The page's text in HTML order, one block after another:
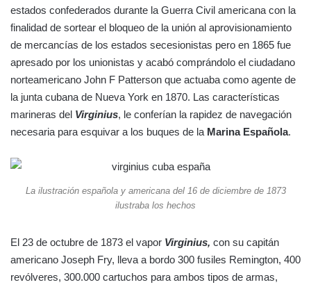
estados confederados durante la Guerra Civil americana con la
finalidad de sortear el bloqueo de la unión al aprovisionamiento
de mercancías de los estados secesionistas pero en 1865 fue
apresado por los unionistas y acabó comprándolo el ciudadano
norteamericano John F Patterson que actuaba como agente de
la junta cubana de Nueva York en 1870. Las características
marineras del Virginius, le conferían la rapidez de navegación
necesaria para esquivar a los buques de la Marina Española.
La ilustración española y americana del 16 de diciembre de 1873
ilustraba los hechos
El 23 de octubre de 1873 el vapor Virginius, con su capitán
americano Joseph Fry, lleva a bordo 300 fusiles Remington, 400
revólveres, 300.000 cartuchos para ambos tipos de armas,